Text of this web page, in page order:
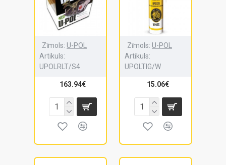
Zīmols: U-POL
Artikuls:
UPOLRLT/S4
163.94€
Zīmols: U-POL
Artikuls:
UPOLTIG/W
15.06€